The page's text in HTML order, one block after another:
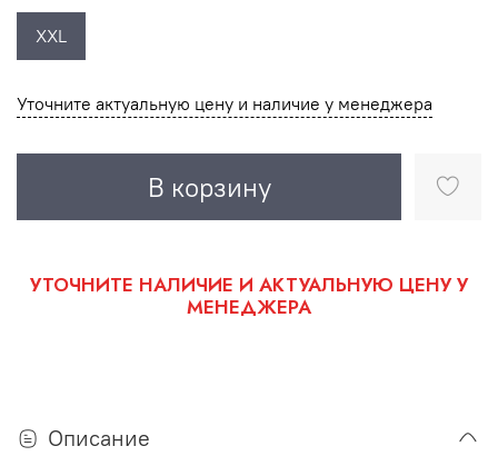
Уточните актуальную цену и наличие у менеджера
В корзину
XXL
УТОЧНИТЕ НАЛИЧИЕ И АКТУАЛЬНУЮ ЦЕНУ У
МЕНЕДЖЕРА
Описание